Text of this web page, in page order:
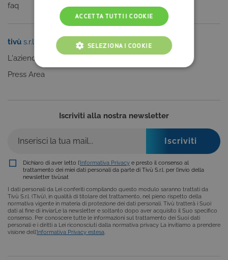
faq
tivù s.r.l.
L'azienda
Press Area
Sei un editore?
Iscriviti alla nostra newsletter
Dichiaro di aver letto l’Informativa Privacy e presto il consenso al
trattamento dei miei dati personali da parte di Tivù S.r.l. per l’invio della
newsletter tivùsat
I dati personali da Lei conferiti compilando questo modulo saranno trattati da
Tivù S.r.l. (Tivù), in qualità di titolare del trattamento, nel pieno rispetto della
normativa vigente in materia di protezione dei dati personali. Tivù tratterà i Suoi
dati al fine di inviarLe la newsletter e soltanto dopo aver acquisito il Suo specifico
consenso. Per conoscere tutte le informazioni sul trattamento dei Suoi dati
personali e i diritti a Lei riconosciuti dalla normativa privacy La invitiamo a prendere
visione dell’Informativa Privacy estesa
ACCETTA TUTTI I COOKIE
SELEZIONA I COOKIE
COOKIE TECNICI
Cookie tecnici
Cookie di profilazione
Funzionalità
Questi cookie sono necessari per il corretto
funzionamento del nostro sito e non possono
essere disattivati. Vengono impostati solo in
risposta ad azioni da te effettuate nel corso della